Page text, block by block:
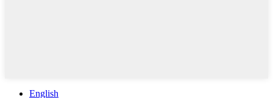
English